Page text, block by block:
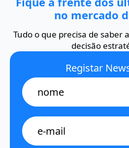
no mercado
Tudo o que precisa de saber
decisão
Registar
Name
E-
mail
*